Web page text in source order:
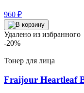
960 ₽
Удалено из избранного
-20%
Тонер для лица
Fraijour Heartleaf